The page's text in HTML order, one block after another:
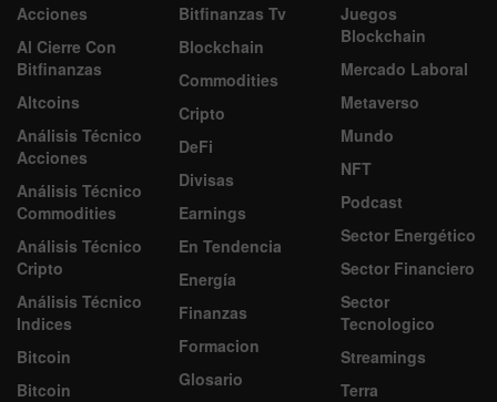
Acciones
Al Cierre Con
Bitfinanzas
Altcoins
Análisis Técnico
Acciones
Análisis Técnico
Commodities
Análisis Técnico
Cripto
Análisis Técnico
Indices
Bitcoin
Bitcoin
Bitfinanzas Tv
Blockchain
Commodities
Cripto
DeFi
Divisas
Earnings
En Tendencia
Energía
Finanzas
Formacion
Glosario
Juegos
Blockchain
Mercado Laboral
Metaverso
Mundo
NFT
Podcast
Sector Energético
Sector Financiero
Sector
Tecnologico
Streamings
Terra